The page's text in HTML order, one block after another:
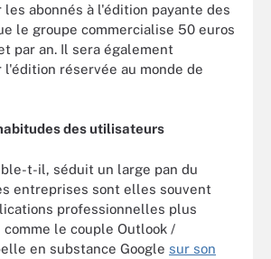
abonnés à l'édition payante des
le groupe commercialise 50 euros
par an. Il sera également
réservée au monde de
des utilisateurs
t-il, séduit un large pan du
entreprises sont elles souvent
professionnelles plus
le couple Outlook /
en substance Google sur son